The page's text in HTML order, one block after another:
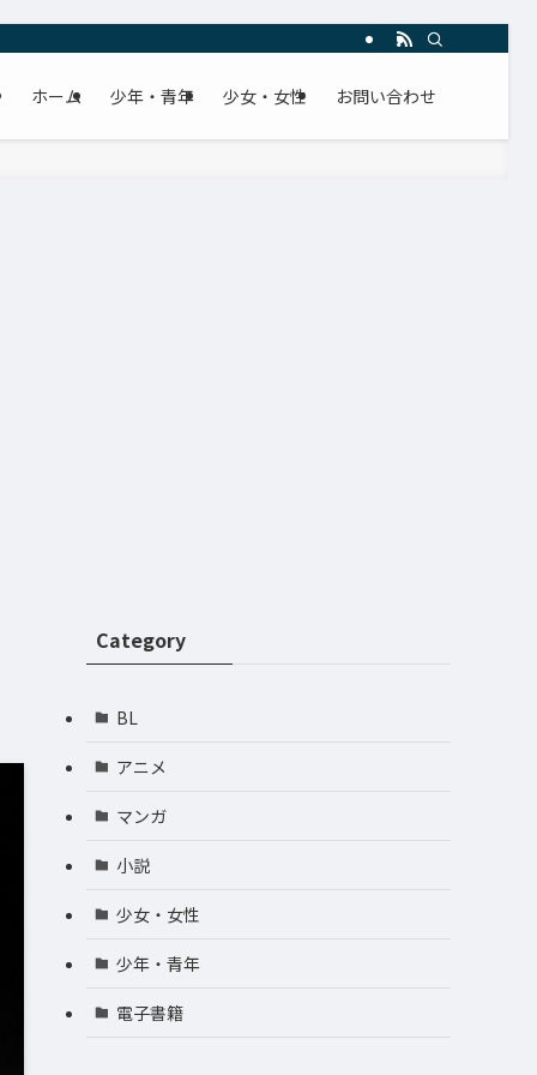
ホーム 少年・青年 少女・女性 お問い合わせ
Category
BL
アニメ
マンガ
小説
少女・女性
少年・青年
電子書籍